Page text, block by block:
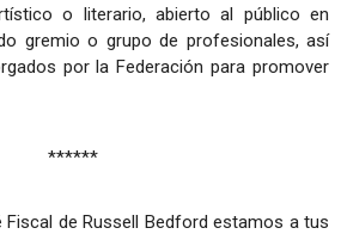
o literario, abierto al público en
gremio o grupo de profesionales, así
por la Federación para promover
******
de Russell Bedford estamos a tus